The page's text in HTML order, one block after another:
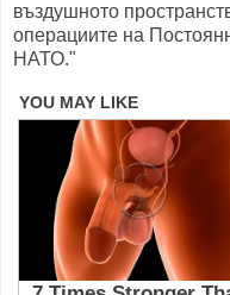
въздушното
операциите на
НАТО."